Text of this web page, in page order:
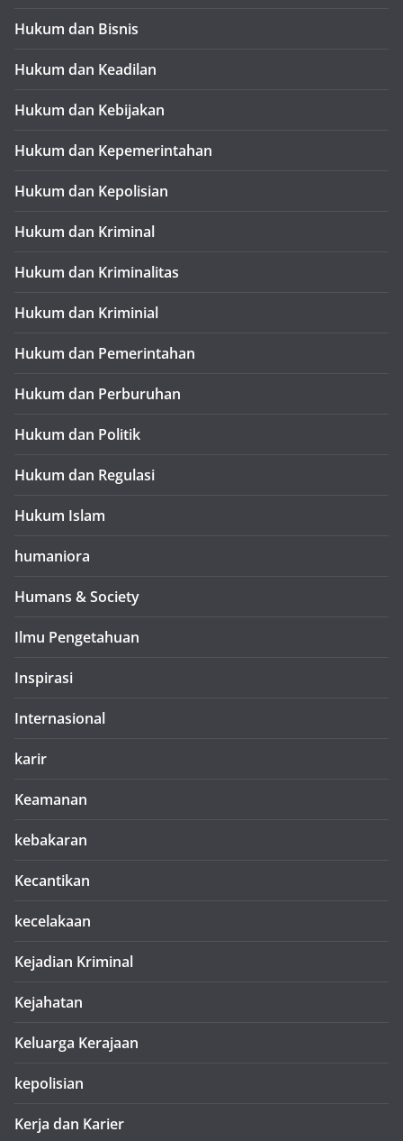
Hukum dan Bisnis
Hukum dan Keadilan
Hukum dan Kebijakan
Hukum dan Kepemerintahan
Hukum dan Kepolisian
Hukum dan Kriminal
Hukum dan Kriminalitas
Hukum dan Kriminial
Hukum dan Pemerintahan
Hukum dan Perburuhan
Hukum dan Politik
Hukum dan Regulasi
Hukum Islam
humaniora
Humans & Society
Ilmu Pengetahuan
Inspirasi
Internasional
karir
Keamanan
kebakaran
Kecantikan
kecelakaan
Kejadian Kriminal
Kejahatan
Keluarga Kerajaan
kepolisian
Kerja dan Karier